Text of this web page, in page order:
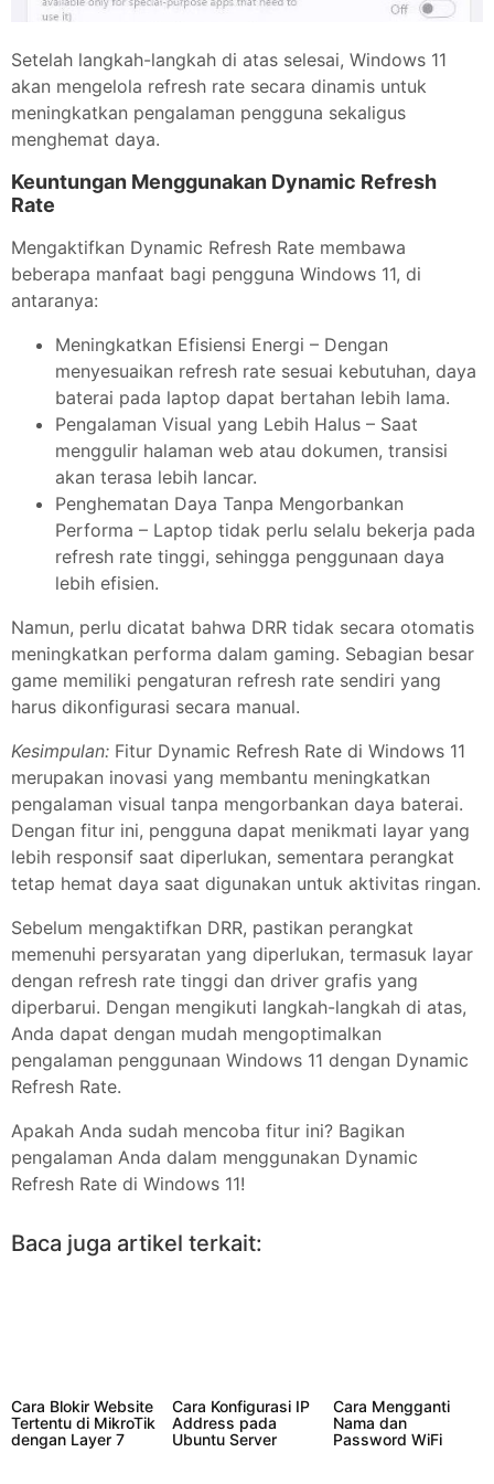
Setelah langkah-langkah di atas selesai, Windows 11
akan mengelola refresh rate secara dinamis untuk
meningkatkan pengalaman pengguna sekaligus
menghemat daya.
Keuntungan Menggunakan Dynamic Refresh
Rate
Mengaktifkan Dynamic Refresh Rate membawa
beberapa manfaat bagi pengguna Windows 11, di
antaranya:
Meningkatkan Efisiensi Energi – Dengan
menyesuaikan refresh rate sesuai kebutuhan, daya
baterai pada laptop dapat bertahan lebih lama.
Pengalaman Visual yang Lebih Halus – Saat
menggulir halaman web atau dokumen, transisi
akan terasa lebih lancar.
Penghematan Daya Tanpa Mengorbankan
Performa – Laptop tidak perlu selalu bekerja pada
refresh rate tinggi, sehingga penggunaan daya
lebih efisien.
Namun, perlu dicatat bahwa DRR tidak secara otomatis
meningkatkan performa dalam gaming. Sebagian besar
game memiliki pengaturan refresh rate sendiri yang
harus dikonfigurasi secara manual.
Kesimpulan: Fitur Dynamic Refresh Rate di Windows 11
merupakan inovasi yang membantu meningkatkan
pengalaman visual tanpa mengorbankan daya baterai.
Dengan fitur ini, pengguna dapat menikmati layar yang
lebih responsif saat diperlukan, sementara perangkat
tetap hemat daya saat digunakan untuk aktivitas ringan.
Sebelum mengaktifkan DRR, pastikan perangkat
memenuhi persyaratan yang diperlukan, termasuk layar
dengan refresh rate tinggi dan driver grafis yang
diperbarui. Dengan mengikuti langkah-langkah di atas,
Anda dapat dengan mudah mengoptimalkan
pengalaman penggunaan Windows 11 dengan Dynamic
Refresh Rate.
Apakah Anda sudah mencoba fitur ini? Bagikan
pengalaman Anda dalam menggunakan Dynamic
Refresh Rate di Windows 11!
Baca juga artikel terkait:
Cara Blokir Website
Tertentu di MikroTik
dengan Layer 7
Cara Konfigurasi IP
Address pada
Ubuntu Server
Cara Mengganti
Nama dan
Password WiFi